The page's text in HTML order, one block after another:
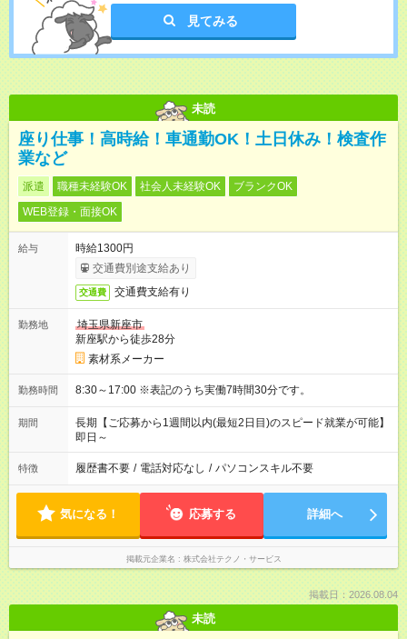
見てみる
未読
座り仕事！高時給！車通勤OK！土日休み！検査作
業など
派遣 職種未経験OK 社会人未経験OK
ブランクOK
WEB登録・面接OK
給与
時給1300円
交通費別途支給あり
交通費 交通費支給有り
勤務地
埼玉県新座市
新座駅から徒歩28分
素材系メーカー
勤務時間 8:30～17:00 ※表記のうち実働7時間30分です。
期間
長期【ご応募から1週間以内(最短2日目)のスピード就業が可能】
即日～
特徴 履歴書不要 / 電話対応なし / パソコンスキル不要
気になる！ 応募する 詳細へ
掲載元企業名 株式会社テクノ・サービス
掲載日：2026.08.04
未読